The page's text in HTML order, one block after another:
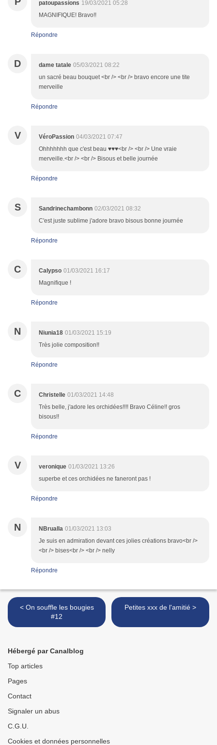
patoupassions 19/03/2021 05:28
MAGNIFIQUE! Bravo!!
Répondre
D dame tatale 05/03/2021 08:22
un sacré beau bouquet <br /> <br /> bravo encore une tite
merveille
Répondre
V VéroPassion 04/03/2021 07:47
Ohhhhhhh que c'est beau ♥♥♥<br /> <br /> Une vraie
merveille.<br /> <br /> Bisous et belle journée
Répondre
S Sandrinechambonn 02/03/2021 08:32
C'est juste sublime j'adore bravo bisous bonne journée
Répondre
C Calypso 01/03/2021 16:17
Magnifique !
Répondre
N Niunia18 01/03/2021 15:19
Très jolie composition!!
Répondre
C Christelle 01/03/2021 14:48
Très belle, j'adore les orchidées!!!! Bravo Céline!! gros
bisous!!
Répondre
V veronique 01/03/2021 13:26
superbe et ces orchidées ne faneront pas !
Répondre
N NBrualla 01/03/2021 13:03
Je suis en admiration devant ces jolies créations bravo<br />
<br /> bises<br /> <br /> nelly
Répondre
< On souffle les bougies
#12
Petites xxx de l'amitié >
Hébergé par Canalblog
Top articles
Pages
Contact
Signaler un abus
C.G.U.
Cookies et données personnelles